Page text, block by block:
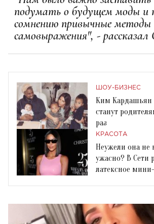
подумать о будущем моды и
сомнению привычные методы
самовыражения", - рассказал
ШОУ-БИЗНЕС
Ким Кардашьян
станут
раз
КРАСОТА
Неужели она не
ужасно? В Сети
латексное